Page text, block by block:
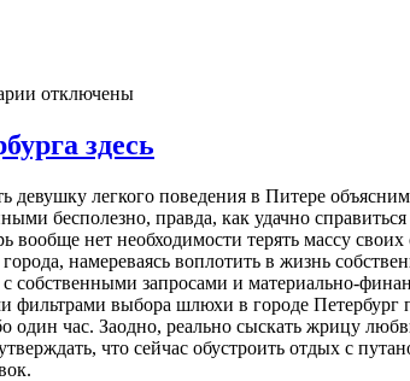
отключены
здесь
легкого поведения в Питере
бесполезно, правда, как удачно
вообще нет необходимости терять массу
намереваясь воплотить в жизнь
собственными запросами и материально-
выбора шлюхи в городе
один час. Заодно, реально сыскать жрицу
что сейчас обустроить отдых с